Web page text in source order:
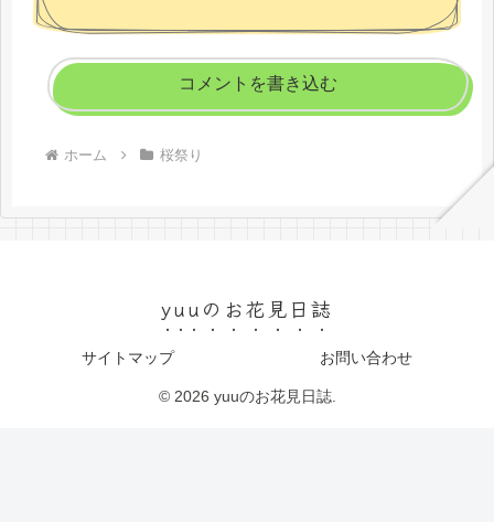
コメントを書き込む
ホーム 桜祭り
yuuのお花見日誌
サイトマップ お問い合わせ
© 2026 yuuのお花見日誌.